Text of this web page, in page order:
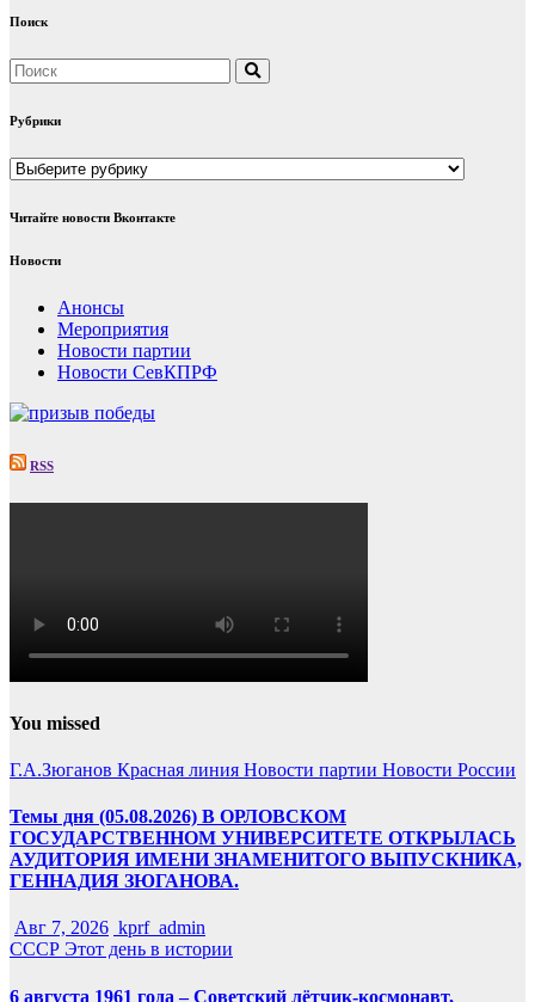
Поиск
Рубрики
Рубрики
Читайте новости Вконтакте
Новости
Анонсы
Мероприятия
Новости партии
Новости СевКПРФ
RSS
You missed
Г.А.Зюганов Красная линия Новости партии Новости России
Темы дня (05.08.2026) В ОРЛОВСКОМ
ГОСУДАРСТВЕННОМ УНИВЕРСИТЕТЕ ОТКРЫЛАСЬ
АУДИТОРИЯ ИМЕНИ ЗНАМЕНИТОГО ВЫПУСКНИКА,
ГЕННАДИЯ ЗЮГАНОВА.
Авг 7, 2026 kprf_admin
СССР Этот день в истории
6 августа 1961 года – Советский лётчик-космонавт,